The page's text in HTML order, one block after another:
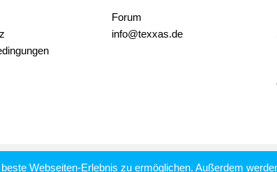
Forum
info@texxas.de
Webseiten-Erlebnis zu ermöglichen. Außerdem